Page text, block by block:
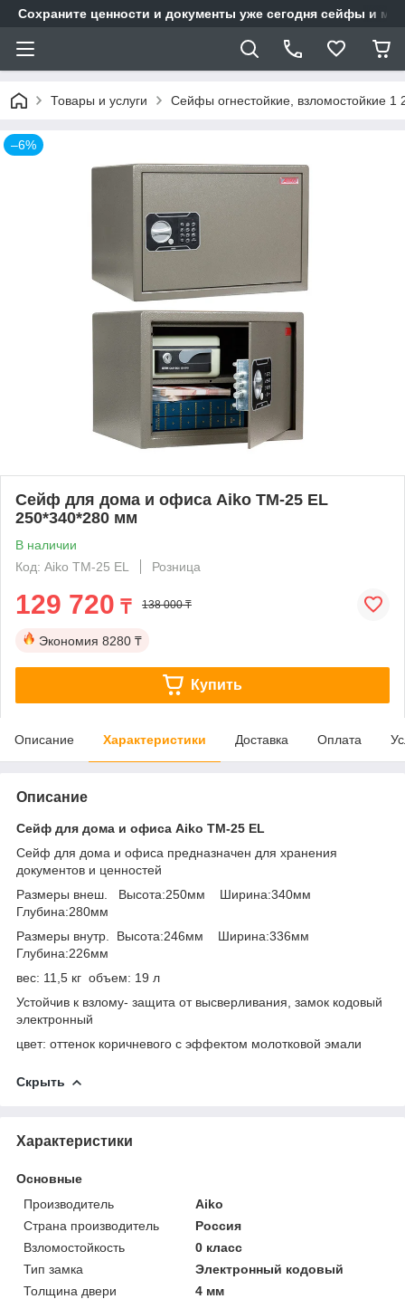
Сохраните ценности и документы уже сегодня сейфы и
Товары и услуги Сейфы огнестойкие, взломостойкие
–6%
Сейф для дома и офиса Aiko ТМ-25 EL
250*340*280 мм
В наличии
Код: Aiko ТМ-25 EL
Розница
129 720 ₸ 138 000 ₸
Экономия 8280 ₸
Купить
Описание Характеристики Доставка Оплата
Описание
Сейф для дома и офиса Aiko TM-25 EL
Сейф для дома и офиса предназначен для хранения
документов и ценностей
Размеры внеш. Высота:250мм Ширина:340мм
Глубина:280мм
Размеры внутр. Высота:246мм Ширина:336мм
Глубина:226мм
вес: 11,5 кг объем: 19 л
Устойчив к взлому- защита от высверливания, замок кодовый
электронный
цвет: оттенок коричневого с эффектом молотковой эмали
Скрыть
Характеристики
Основные
Производитель
Aiko
Страна производитель
Россия
Взломостойкость
0 класс
Тип замка
Электронный кодовый
Толщина двери
4 мм